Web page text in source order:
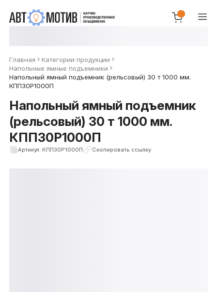
Главная
Категории продукции
Напольные ямные подъемники
Напольный ямный подъемник (рельсовый) 30 т 1000 мм.
КПП30Р1000П
Напольный ямный подъемник
(рельсовый) 30 т 1000 мм.
КПП30Р1000П
Артикул: КПП30Р1000П Скопировать ссылку